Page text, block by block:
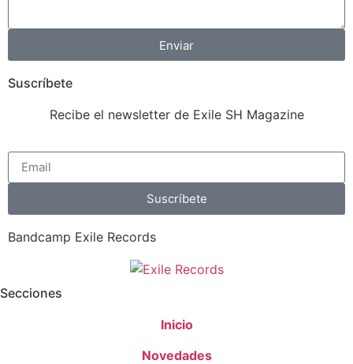
Enviar
Suscríbete
Recibe el newsletter de Exile SH Magazine
Suscríbete
Bandcamp Exile Records
Secciones
Inicio
Novedades